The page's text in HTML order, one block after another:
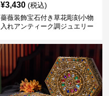
¥3,430 (税込)
薔薇装飾宝石付き草花彫刻小物
入れアンティーク調ジュエリー